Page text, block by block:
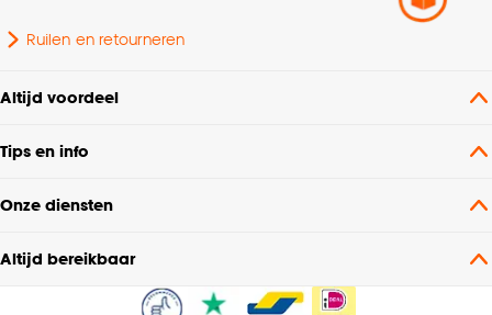
Ruilen en retourneren
Altijd voordeel
Tips en info
Onze diensten
Altijd bereikbaar